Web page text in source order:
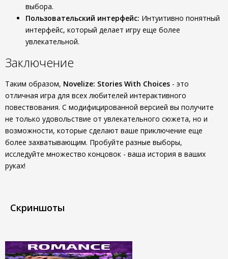
выбора.
Пользовательский интерфейс: Интуитивно понятный
интерфейс, который делает игру еще более
увлекательной.
Заключение
Таким образом, Novelize: Stories With Choices - это
отличная игра для всех любителей интерактивного
повествования. С модифицированной версией вы получите
не только удовольствие от увлекательного сюжета, но и
возможности, которые сделают ваше приключение еще
более захватывающим. Пробуйте разные выборы,
исследуйте множество концовок - ваша история в ваших
руках!
Скриншоты